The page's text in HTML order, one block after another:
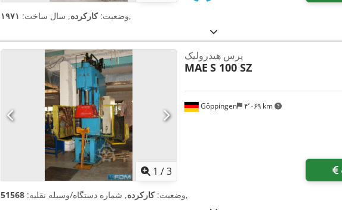
وضعیت:کارکرده, سال ساخت: ۱۹۷۱ ,
1 /3
Göppingen ۴٬۰۶۹ km
پرس هیدرولیک
MAE S 100 SZ
وضعیت:کارکرده, شماره دستگاه/وسیله نقلیه: 51568 ,